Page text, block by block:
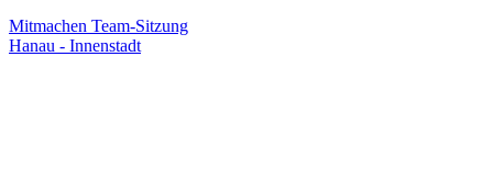
Mitmachen Team-Sitzung
Hanau - Innenstadt